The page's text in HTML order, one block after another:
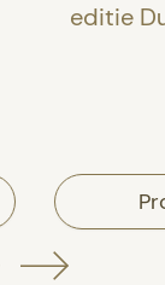
editie